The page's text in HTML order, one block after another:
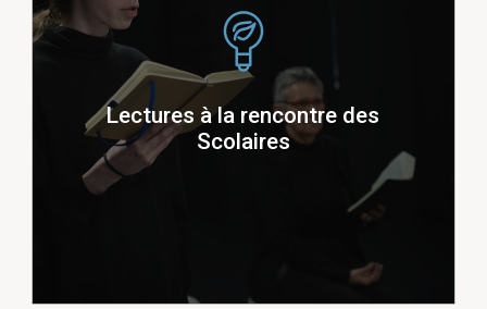
Lectures à la rencontre des
Scolaires
collège Joseph Hennequin de
Gannat
) :
Chateaureynaud Mémoire de
Géronimo, Cinquantième anniversaire
de la Libération des camps, L’enfant
Peul, contes maliens, Lectures sur
Toiles, Les athlètes dans leur tête…